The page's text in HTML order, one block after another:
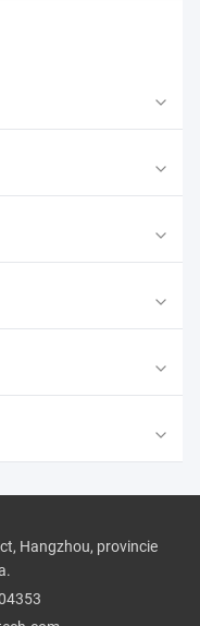
Hangzhou, provincie